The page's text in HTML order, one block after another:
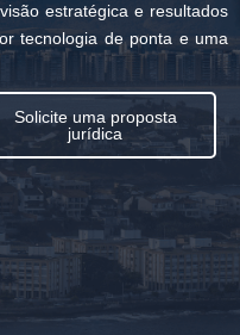
estratégica e resultados
tecnologia de ponta e uma
Solicite uma proposta
jurídica